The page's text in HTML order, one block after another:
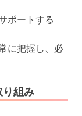
ポートする
に把握し、必
り組み